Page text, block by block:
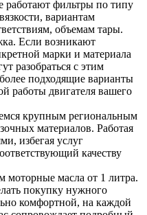
работают фильтры по типу
вариантам
объемам тары.
Если возникают
марки и материала
разобраться с этим
подходящие варианты
работы двигателя вашего
крупным региональным
материалов. Работая
избегая услуг
качеству
моторные масла от 1 литра.
покупку нужного
комфортной, на каждой